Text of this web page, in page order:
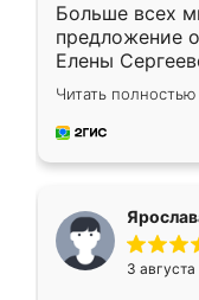
Больше всех
предложение
Елены
короткие
для замера
предложил по
Читать полностью
3